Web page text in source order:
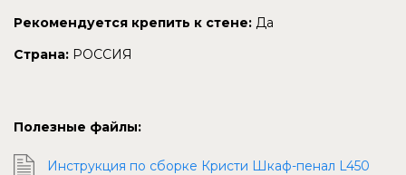
Рекомендуется крепить к стене: Да
Страна: РОССИЯ
Полезные файлы:
Инструкция по сборке Кристи Шкаф-пенал L450